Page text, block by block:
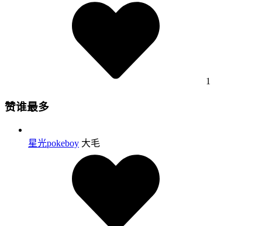
1
赞谁最多
星光pokeboy 大毛